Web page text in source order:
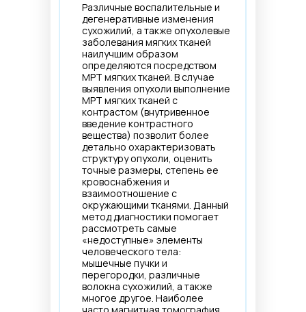
Различные воспалительные и
дегенеративные изменения
сухожилий, а также опухолевые
заболевания мягких тканей
наилучшим образом
определяются посредством
МРТ мягких тканей. В случае
выявления опухоли выполнение
МРТ мягких тканей с
контрастом (внутривенное
введение контрастного
вещества) позволит более
детально охарактеризовать
структуру опухоли, оценить
точные размеры, степень ее
кровоснабжения и
взаимоотношение с
окружающими тканями. Данный
метод диагностики помогает
рассмотреть самые
«недоступные» элементы
человеческого тела:
мышечные пучки и
перегородки, различные
волокна сухожилий, а также
многое другое. Наиболее